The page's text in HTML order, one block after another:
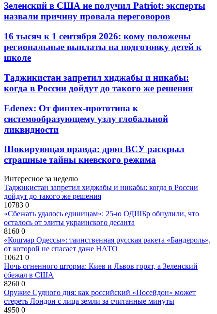
Зеленский в США не получил Patriot: эксперты
назвали причину провала переговоров
16 тысяч к 1 сентября 2026: кому положены
региональные выплаты на подготовку детей к
школе
Таджикистан запретил хиджабы и никабы:
когда в России дойдут до такого же решения
Edenex: От финтех-прототипа к
системообразующему узлу глобальной
ликвидности
Шокирующая правда: дрон ВСУ раскрыл
страшные тайны киевского режима
Интересное за неделю
Таджикистан запретил хиджабы и никабы: когда в России
дойдут до такого же решения
10783 0
«Сбежать удалось единицам»: 25-ю ОДШБр обнулили, что
осталось от элиты украинского десанта
8160 0
«Кошмар Одессы»: таинственная русская ракета «Бандероль»,
от которой не спасает даже НАТО
10621 0
Ночь огненного шторма: Киев и Львов горят, а Зеленский
сбежал в США
8260 0
Оружие Судного дня: как российский «Посейдон» может
стереть Лондон с лица земли за считанные минуты
4950 0